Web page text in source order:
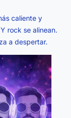
caliente y
rock se alinean.
a despertar.